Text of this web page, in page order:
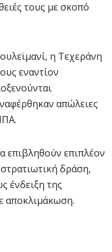
τους με σκοπό
η Τεχεράνη
εναντίον
απώλειες
επιβληθούν επιπλέον
δράση,
ένδειξη της
αποκλιμάκωση.